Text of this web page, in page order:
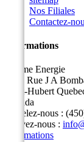
Nos Filiales
Contactez-
Informations
Sicame Energie
5400 Rue J A
Saint-Hubert
Canada
Appelez-nous :
Écrivez-nous :
Informations